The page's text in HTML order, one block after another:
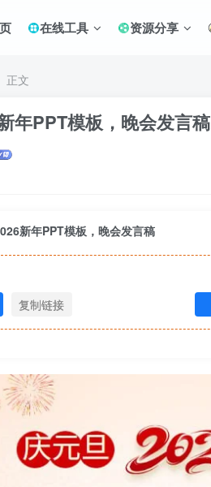
在线工具 资源分享
正文
年PPT模板，晚会发言稿
新年PPT模板，晚会发言稿
复制链接